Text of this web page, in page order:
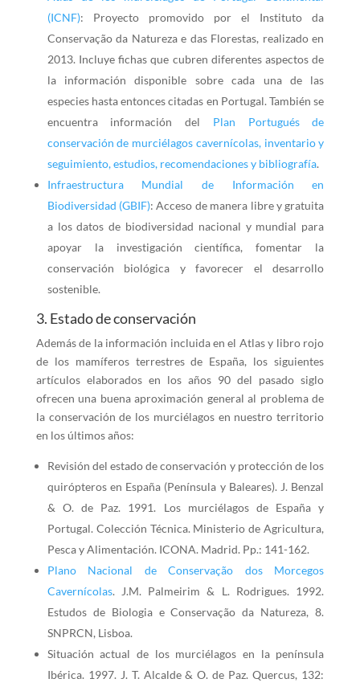
(ICNF): Proyecto promovido por el Instituto da
Conservação da Natureza e das Florestas, realizado en
2013. Incluye fichas que cubren diferentes aspectos de
la información disponible sobre cada una de las
especies hasta entonces citadas en Portugal. También se
encuentra información del Plan Portugués de
conservación de murciélagos cavernícolas, inventario y
seguimiento, estudios, recomendaciones y bibliografía.
Infraestructura Mundial de Información en
Biodiversidad (GBIF): Acceso de manera libre y gratuita
a los datos de biodiversidad nacional y mundial para
apoyar la investigación científica, fomentar la
conservación biológica y favorecer el desarrollo
sostenible.
3. Estado de conservación
Además de la información incluida en el Atlas y libro rojo
de los mamíferos terrestres de España, los siguientes
artículos elaborados en los años 90 del pasado siglo
ofrecen una buena aproximación general al problema de
la conservación de los murciélagos en nuestro territorio
en los últimos años:
Revisión del estado de conservación y protección de los
quirópteros en España (Península y Baleares). J. Benzal
& O. de Paz. 1991. Los murciélagos de España y
Portugal. Colección Técnica. Ministerio de Agricultura,
Pesca y Alimentación. ICONA. Madrid. Pp.: 141-162.
Plano Nacional de Conservação dos Morcegos
Cavernícolas. J.M. Palmeirim & L. Rodrigues. 1992.
Estudos de Biologia e Conservação da Natureza, 8.
SNPRCN, Lisboa.
Situación actual de los murciélagos en la península
Ibérica. 1997. J. T. Alcalde & O. de Paz. Quercus, 132: